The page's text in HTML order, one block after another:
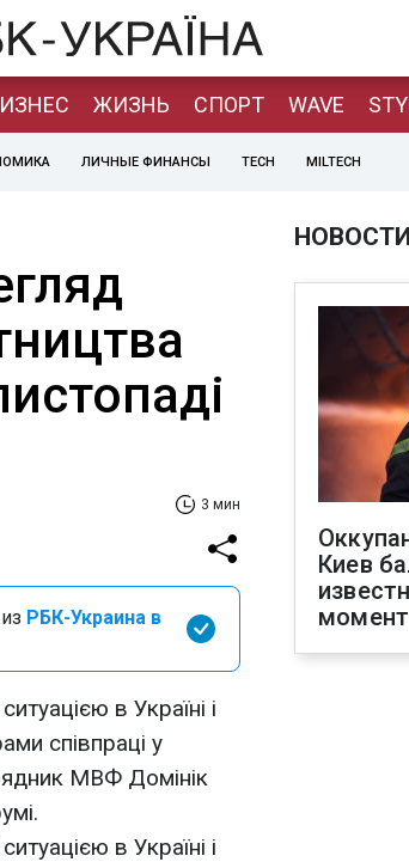
ЖИЗНЬ СПОРТ WAVE
ЛИЧНЫЕ ФИНАНСЫ TECH MILTECH
3 мин
РБК-Украина в
в Україні і
співпраці у
МВФ Домінік
в Україні і
НОВОСТИ
Киев
момент